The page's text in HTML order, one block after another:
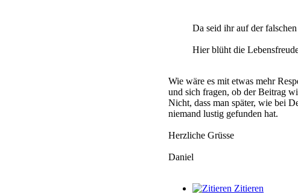
Da seid ihr auf der
Hier blüht die
Wie wäre es mit etwas mehr
und sich fragen, ob der Beitrag
Nicht, dass man später, wie bei
niemand lustig gefunden hat.
Herzliche Grüsse
Daniel
Zitieren